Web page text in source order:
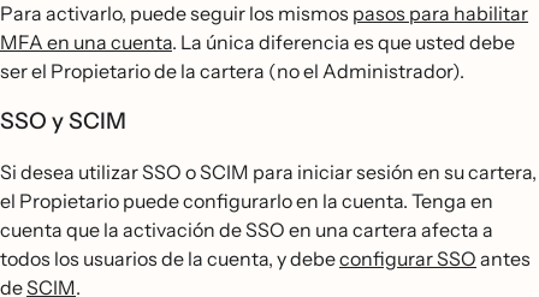
Para activarlo, puede seguir los mismos pasos para habilitar
MFA en una cuenta. La única diferencia es que usted debe
ser el Propietario de la cartera (no el Administrador).
SSO y SCIM
Si desea utilizar SSO o SCIM para iniciar sesión en su cartera,
el Propietario puede configurarlo en la cuenta. Tenga en
cuenta que la activación de SSO en una cartera afecta a
todos los usuarios de la cuenta, y debeconfigurar SSO antes
deSCIM.